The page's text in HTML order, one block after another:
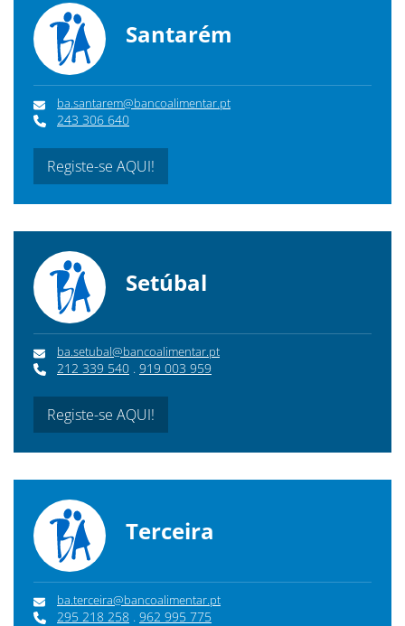
Santarém
ba.santarem@bancoalimentar.pt
243 306 640
Registe-se AQUI!
Setúbal
ba.setubal@bancoalimentar.pt
212 339 540 . 919 003 959
Registe-se AQUI!
Terceira
ba.terceira@bancoalimentar.pt
295 218 258 . 962 995 775